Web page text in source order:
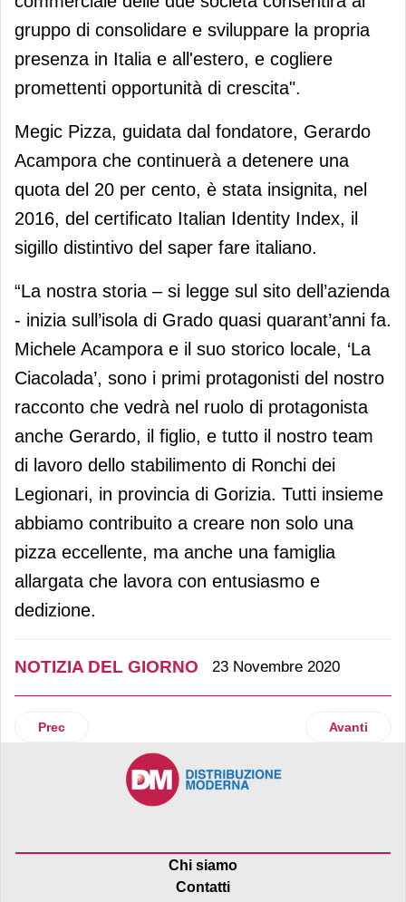
gruppo di consolidare e sviluppare la propria
presenza in Italia e all'estero, e cogliere
promettenti opportunità di crescita".
Megic Pizza, guidata dal fondatore, Gerardo
Acampora che continuerà a detenere una
quota del 20 per cento, è stata insignita, nel
2016, del certificato Italian Identity Index, il
sigillo distintivo del saper fare italiano.
“La nostra storia – si legge sul sito dell’azienda
- inizia sull’isola di Grado quasi quarant’anni fa.
Michele Acampora e il suo storico locale, ‘La
Ciacolada’, sono i primi protagonisti del nostro
racconto che vedrà nel ruolo di protagonista
anche Gerardo, il figlio, e tutto il nostro team
di lavoro dello stabilimento di Ronchi dei
Legionari, in provincia di Gorizia. Tutti insieme
abbiamo contribuito a creare non solo una
pizza eccellente, ma anche una famiglia
allargata che lavora con entusiasmo e
dedizione.
NOTIZIA DEL GIORNO 23 Novembre 2020
Articolo precedente: I vini sbancano la Gdo durante la
Prec Articolo
Avanti
Chi siamo
Contatti